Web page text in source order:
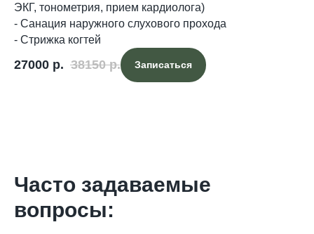
ЭКГ, тонометрия, прием кардиолога)
- Санация наружного слухового прохода
- Стрижка когтей
27000 р. 38150 р. Записаться
Часто задаваемые
вопросы: